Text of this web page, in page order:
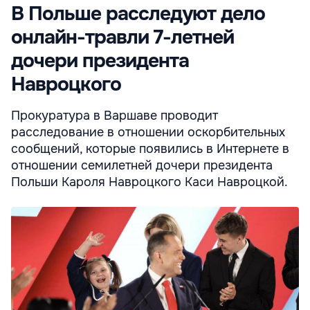
В Польше расследуют дело
онлайн-травли 7-летней
дочери президента
Навроцкого
Прокуратура в Варшаве проводит
расследование в отношении оскорбительных
сообщений, которые появились в Интернете в
отношении семилетней дочери президента
Польши Кароля Навроцкого Каси Навроцкой.